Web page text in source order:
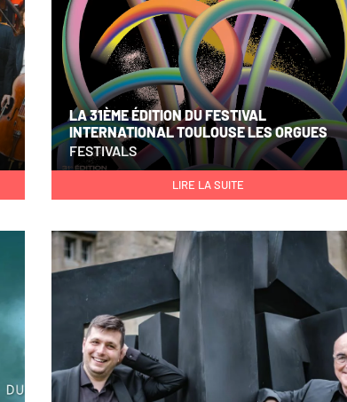
LA 31ÈME ÉDITION DU FESTIVAL
INTERNATIONAL TOULOUSE LES ORGUES
FESTIVALS
LIRE LA SUITE